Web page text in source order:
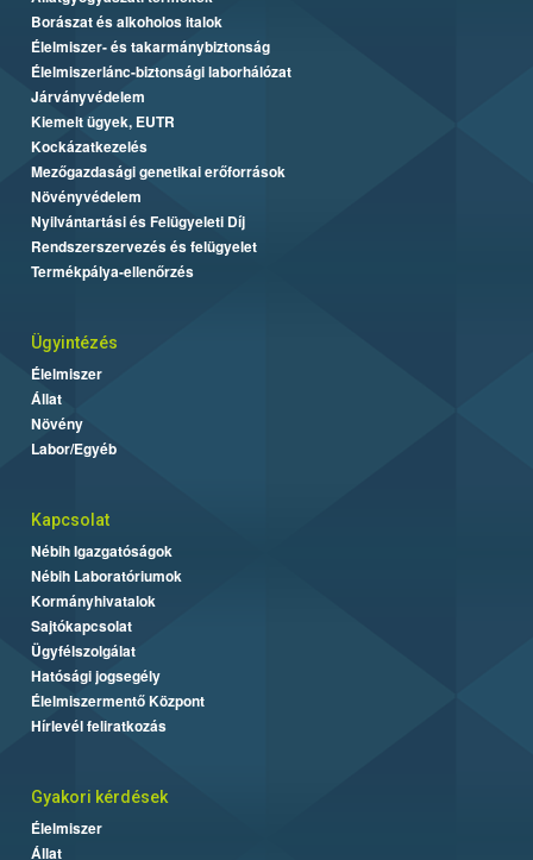
Borászat és alkoholos italok
Élelmiszer- és takarmánybiztonság
Élelmiszerlánc-biztonsági laborhálózat
Járványvédelem
Kiemelt ügyek, EUTR
Kockázatkezelés
Mezőgazdasági genetikai erőforrások
Növényvédelem
Nyilvántartási és Felügyeleti Díj
Rendszerszervezés és felügyelet
Termékpálya-ellenőrzés
Ügyintézés
Élelmiszer
Állat
Növény
Labor/Egyéb
Kapcsolat
Nébih Igazgatóságok
Nébih Laboratóriumok
Kormányhivatalok
Sajtókapcsolat
Ügyfélszolgálat
Hatósági jogsegély
Élelmiszermentő Központ
Hírlevél feliratkozás
Gyakori kérdések
Élelmiszer
Állat